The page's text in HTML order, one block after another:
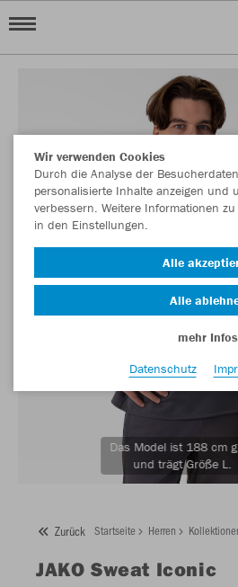
Das Model ist 188 cm
und trägt Größe L.
Zurück Startseite Herren
JAKO Sweat Iconic
Wir verwenden Cookies
Durch die Analyse der
personalisierte Inhalte anzeigen und
verbessern. Weitere Informationen
in den Einstellungen.
Alle
Alle
mehr Infos
Datenschutz